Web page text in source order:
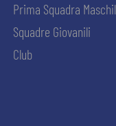
Prima Squadra
Squadre Giovanili
Club